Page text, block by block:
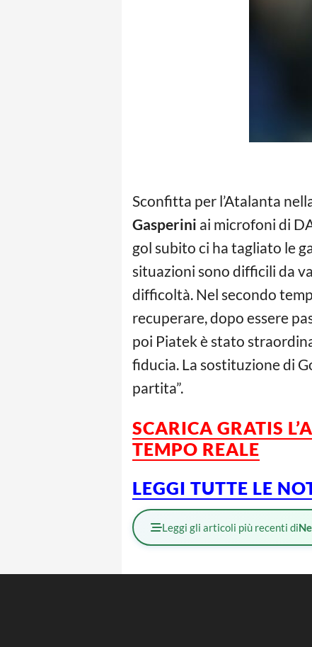
Sconfitta per l’Atalanta
Gasperini ai microfoni di
gol subito ci ha tagliato le
situazioni sono difficili da
difficoltà. Nel secondo
recuperare, dopo essere
poi Piatek è stato
fiducia. La sostituzione di
partita”.
SCARICA GRATIS
TEMPO REALE
LEGGI TUTTE LE
Leggi gli articoli più recenti di